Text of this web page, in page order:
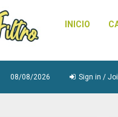
INICIO
08/08/2026 Sign in /